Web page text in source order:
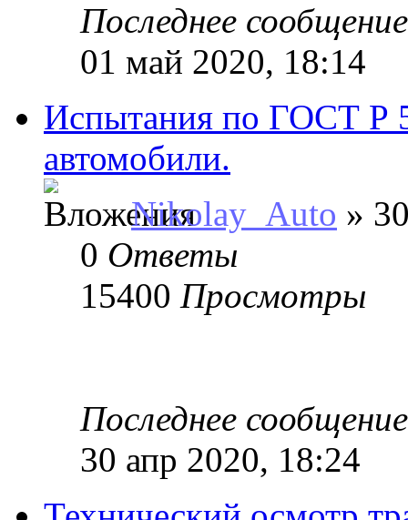
Последнее
01 май 2020, 18:14
Испытания по ГОСТ Р
автомобили.
Nikolay_Auto »
0 Ответы
15400 Просмотры
Последнее
30 апр 2020, 18:24